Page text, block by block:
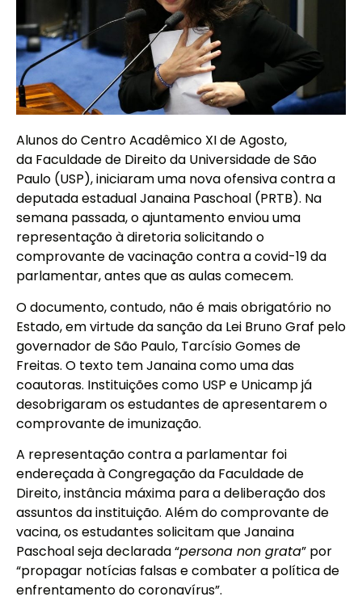
Alunos do Centro Acadêmico XI de Agosto,
da Faculdade de Direito da Universidade de São
Paulo (USP), iniciaram uma nova ofensiva contra a
deputada estadual Janaina Paschoal (PRTB). Na
semana passada, o ajuntamento enviou uma
representação à diretoria solicitando o
comprovante de vacinação contra a covid-19 da
parlamentar, antes que as aulas comecem.
O documento, contudo, não é mais obrigatório no
Estado, em virtude da sanção da Lei Bruno Graf pelo
governador de São Paulo, Tarcísio Gomes de
Freitas. O texto tem Janaina como uma das
coautoras. Instituições como USP e Unicamp já
desobrigaram os estudantes de apresentarem o
comprovante de imunização.
A representação contra a parlamentar foi
endereçada à Congregação da Faculdade de
Direito, instância máxima para a deliberação dos
assuntos da instituição. Além do comprovante de
vacina, os estudantes solicitam que Janaina
Paschoal seja declarada “persona non grata” por
“propagar notícias falsas e combater a política de
enfrentamento do coronavírus”.